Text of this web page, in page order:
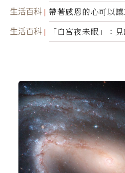
生活百科 帶著感恩的心可以
生活百科 「白宮夜未眠」：